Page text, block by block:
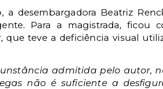
a desembargadora Beatriz
Para a magistrada, ficou
que teve a deficiência visual
admitida pelo autor,
não é suficiente a